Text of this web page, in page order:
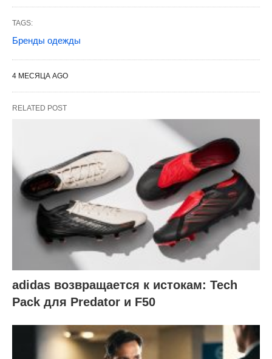
TAGS:
Бренды одежды
4 МЕСЯЦА AGO
RELATED POST
adidas возвращается к истокам: Tech
Pack для Predator и F50